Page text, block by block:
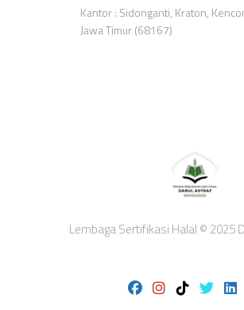
Kantor : Sidonganti, Kraton,
Jawa Timur (68167)
Lembaga Sertifikasi Halal © 2025